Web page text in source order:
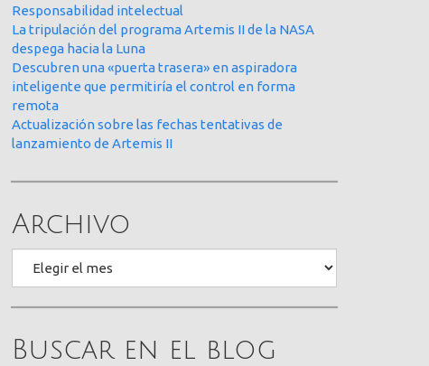
Responsabilidad intelectual
La tripulación del programa Artemis II de la NASA
despega hacia la Luna
Descubren una «puerta trasera» en aspiradora
inteligente que permitiría el control en forma
remota
Actualización sobre las fechas tentativas de
lanzamiento de Artemis II
Archivo
Buscar en el blog